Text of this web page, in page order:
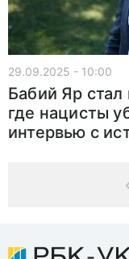
29.09.2025 - 10:00
Бабий Яр
где нацисты
интервью с